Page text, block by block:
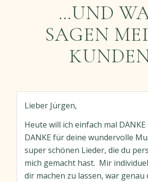
…UND
SAGEN
Lieber Jürgen,
Heute will ich einfach mal DANKE
DANKE für deine wundervolle
super schönen Lieder, die du
mich gemacht hast. Mir
dir machen zu lassen, war genau